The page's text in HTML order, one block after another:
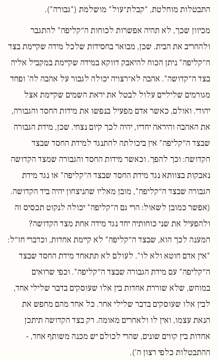
התבטלות מוחלטת, "קבלת־עול" מושלמת ("גבורה").
מכיוון שכך, לא תהיה אפשרות לכוחות ה״קליפה" להתגבר
ולהחריב את הבית. שכן, מבואר בחסידות שלכל מידה שקיימת בצד
ה״קליפה" ניתן הכוח להיאבק דווקא במידה שקיימת במקביל אליה
בצד ה״קדושה". אהבה לא־רצויה יכולה לגבור על אהבה לה' ופחד
מגורמים שליליים עלול לבטל את יראת השמים שקיימת אצל
יהודי. ואולם, כאשר אדם מפעיל בנפשו את מידות החסד והגבורה,
את האהבה והיראה יחדיו, יהיה לכך קיום נצחי. שכן, מידת הגבורה
שבצד ה״קליפה" אין ביכולתה להתנגד למידת החסד שבצד
הקדושה: וכך להפך. וכאשר מידות החסד והגבורה שמצד הקדושה
נאבקות בצוותא נגד מידת החסד שבצד ה״קליפה" או נגד מידת
הגבורה שבצד ה״קליפה", מובן מאליו שהניצחון יהיה ביד הקדושה.
(אפשר כמובן לשאול: הרי גם ה״קליפה" יכולה לנקוט תכסיס זה
ולהפעיל את שני כוחותיה יחד נגד מידה אחת מצד הקדושה?
המענה לכך הוא, שבצד ה״קליפה" לא קיימת אחדות, וכדברי חז״ל:
"אין אדם חוטא ולא לו". לעולם לא תתאחד מידת החסד שבצד
ה״קליפה" עם מידת הגבורה שבצד ה״קליפה". וכפי שרואים
במוחש, שלא שוררת אחדות בין אלו שעוסקים בדבר שלילי אחד,
לבין אלו שעוסקים בדבר שלילי אחר. כל אחד מהם מחפש את
הנאת עצמו, ואין לו ולאחרים מאומה. רק בצד הקדושה תיתכן
אחדות בין קווים שונים, שהרי לכולם יש מכנה משותף אחד, -
ההתבטלות כלפי רצון ה').